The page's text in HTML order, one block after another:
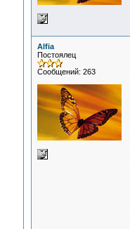
Alfia
Постоялец
Сообщений: 263